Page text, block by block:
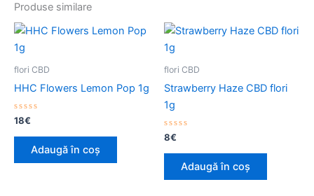
Produse similare
flori CBD
HHC Flowers Lemon Pop 1g
Evaluat
0
18€
Adaugă în coș
flori CBD
Strawberry Haze CBD flori
1g
Evaluat
0
8€
Adaugă în coș